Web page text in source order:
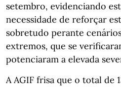
setembro, evidenciando
necessidade de reforçar
sobretudo perante
extremos, que se
potenciaram a elevada
A AGIF frisa que o total de